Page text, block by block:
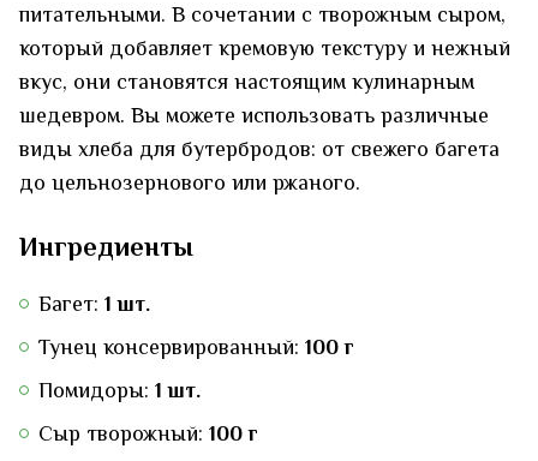
питательными. В сочетании с творожным сыром,
который добавляет кремовую текстуру и нежный
вкус, они становятся настоящим кулинарным
шедевром. Вы можете использовать различные
виды хлеба для бутербродов: от свежего багета
до цельнозернового или ржаного.
Ингредиенты
Багет: 1 шт.
Тунец консервированный: 100 г
Помидоры: 1 шт.
Сыр творожный: 100 г